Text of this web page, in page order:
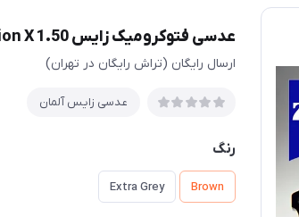
عدسی فتوکرومیک زایس Zeiss DuraVision Platinum Photo Fusion X 1.50
ارسال رایگان (تراش رایگان در تهران)
عدسی زایس آلمان
رنگ
Brown
Extra Grey